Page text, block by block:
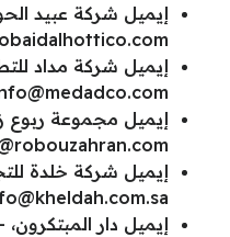
إيميل شركة عبيد
إيميل شركة مداد
إيميل مجموعة ربوع
إيميل شركة خلدة
إيميل دار المبتكرون،